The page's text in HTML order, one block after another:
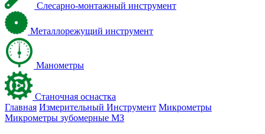
Слесарно-монтажный инструмент
Металлорежущий инструмент
Манометры
Станочная оснастка
Главная Измерительный Инструмент Микрометры
Микрометры зубомерные МЗ